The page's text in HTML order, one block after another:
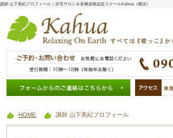
講師 山下美紀プロフィール｜自宅サロン＆各種資格認定スクールKahua（横浜）
HOME 講師 山下美紀プロフィール